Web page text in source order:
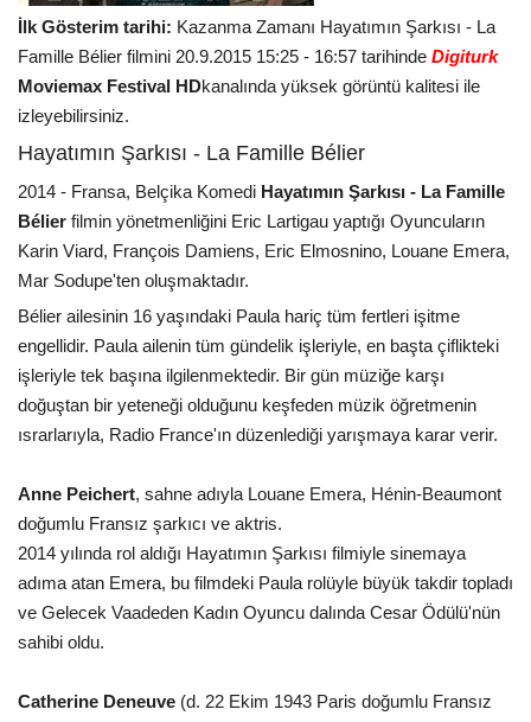
İlk Gösterim tarihi: Kazanma Zamanı Hayatımın Şarkısı - La
Famille Bélier filmini 20.9.2015 15:25 - 16:57 tarihinde Digiturk
Moviemax Festival HDkanalında yüksek görüntü kalitesi ile
izleyebilirsiniz.
Hayatımın Şarkısı - La Famille Bélier
2014 - Fransa, Belçika Komedi Hayatımın Şarkısı - La Famille
Bélier filmin yönetmenliğini Eric Lartigau yaptığı Oyuncuların
Karin Viard, François Damiens, Eric Elmosnino, Louane Emera,
Mar Sodupe'ten oluşmaktadır.
Bélier ailesinin 16 yaşındaki Paula hariç tüm fertleri işitme
engellidir. Paula ailenin tüm gündelik işleriyle, en başta çiflikteki
işleriyle tek başına ilgilenmektedir. Bir gün müziğe karşı
doğuştan bir yeteneği olduğunu keşfeden müzik öğretmenin
ısrarlarıyla, Radio France'ın düzenlediği yarışmaya karar verir.
Anne Peichert, sahne adıyla Louane Emera, Hénin-Beaumont
doğumlu Fransız şarkıcı ve aktris.
2014 yılında rol aldığı Hayatımın Şarkısı filmiyle sinemaya
adıma atan Emera, bu filmdeki Paula rolüyle büyük takdir topladı
ve Gelecek Vaadeden Kadın Oyuncu dalında Cesar Ödülü'nün
sahibi oldu.
Catherine Deneuve (d. 22 Ekim 1943 Paris doğumlu Fransız